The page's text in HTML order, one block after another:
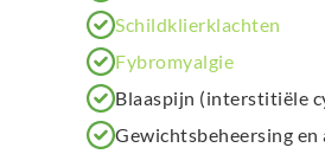
Schildklierklachten
Fybromyalgie
Blaaspijn (interstitiële
Gewichtsbeheersing en